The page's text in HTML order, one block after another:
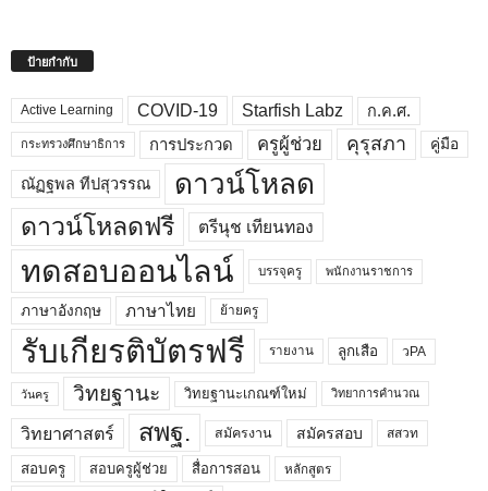
ป้ายกำกับ
Active Learning COVID-19 Starfish Labz ก.ค.ศ.
กระทรวงศึกษาธิการ การประกวด ครูผู้ช่วย คุรุสภา คู่มือ
ณัฏฐพล ทีปสุวรรณ ดาวน์โหลด
ดาวน์โหลดฟรี ตรีนุช เทียนทอง
ทดสอบออนไลน์ บรรจุครู พนักงานราชการ
ภาษาอังกฤษ ภาษาไทย ย้ายครู
รับเกียรติบัตรฟรี รายงาน ลูกเสือ วPA
วันครู วิทยฐานะ วิทยฐานะเกณฑ์ใหม่ วิทยาการคำนวณ
วิทยาศาสตร์ สพฐ. สมัครงาน สมัครสอบ สสวท
สอบครู สอบครูผู้ช่วย สื่อการสอน หลักสูตร